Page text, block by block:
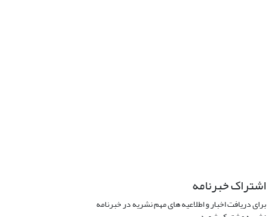
اشتراک خبرنامه
برای دریافت اخبار و اطلاعیه های مهم نشریه در خبرنامه